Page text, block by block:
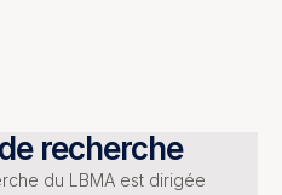
recherche
du LBMA est dirigée